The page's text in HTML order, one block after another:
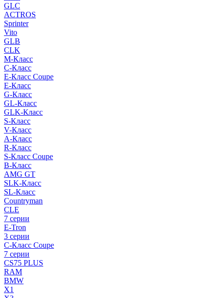
GLC
ACTROS
Sprinter
Vito
GLB
CLK
M-Класс
C-Класс
E-Класс Coupe
E-Класс
G-Класс
GL-Класс
GLK-Класс
S-Класс
V-Класс
A-Класс
R-Класс
S-Класс Сoupe
B-Класс
AMG GT
SLK-Класс
SL-Класс
Countryman
CLE
7 серии
E-Tron
3 серии
C-Класс Coupe
7 серии
CS75 PLUS
RAM
BMW
X1